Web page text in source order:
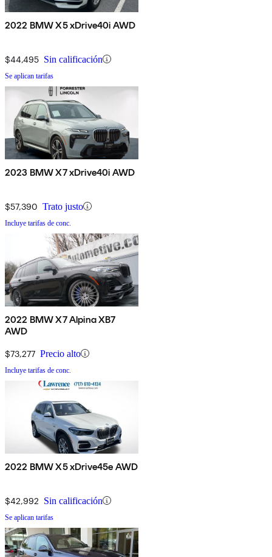
2022 BMW X5 xDrive40i AWD
$44,495 Sin calificación
Se aplican tarifas
2023 BMW X7 xDrive40i AWD
$57,390 Trato justo
Incluye tarifas de conc.
2022 BMW X7 Alpina XB7
AWD
$73,277 Precio alto
Incluye tarifas de conc.
2022 BMW X5 xDrive45e AWD
$42,992 Sin calificación
Se aplican tarifas